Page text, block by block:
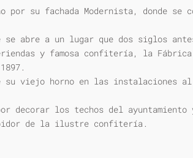
por su fachada Modernista, donde
se abre a un lugar que dos siglos
y famosa confitería, la
su viejo horno en las
decorar los techos del ayuntamiento
de la ilustre confitería.